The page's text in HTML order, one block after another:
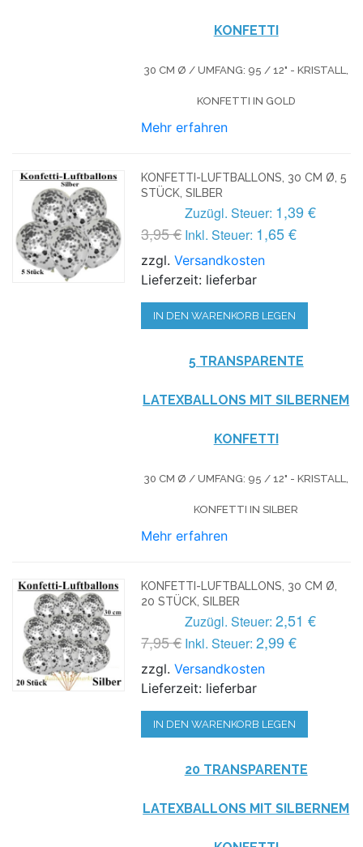
KONFETTI
30 CM Ø / UMFANG: 95 / 12" - KRISTALL,
KONFETTI IN GOLD
Mehr erfahren
KONFETTI-LUFTBALLONS, 30 CM Ø, 5
STÜCK, SILBER
3,95 €
Zuzügl. Steuer: 1,39 €
Inkl. Steuer: 1,65 €
zzgl.Versandkosten
Lieferzeit: lieferbar
IN DEN WARENKORB LEGEN
5 TRANSPARENTE
LATEXBALLONS MIT SILBERNEM
KONFETTI
30 CM Ø / UMFANG: 95 / 12" - KRISTALL,
KONFETTI IN SILBER
Mehr erfahren
KONFETTI-LUFTBALLONS, 30 CM Ø,
20 STÜCK, SILBER
7,95 €
Zuzügl. Steuer: 2,51 €
Inkl. Steuer: 2,99 €
zzgl.Versandkosten
Lieferzeit: lieferbar
IN DEN WARENKORB LEGEN
20 TRANSPARENTE
LATEXBALLONS MIT SILBERNEM